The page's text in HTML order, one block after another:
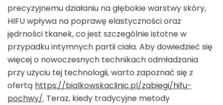
precyzyjnemu działaniu na głębokie warstwy skóry,
HIFU wpływa na poprawę elastyczności oraz
jędrności tkanek, co jest szczególnie istotne w
przypadku intymnych partii ciała. Aby dowiedzieć się
więcej o nowoczesnych technikach odmładzania
przy użyciu tej technologii, warto zapoznać się z
ofertą https://bialkowskaclinic.pl/zabiegi/hifu-
pochwy/. Teraz, kiedy tradycyjne metody